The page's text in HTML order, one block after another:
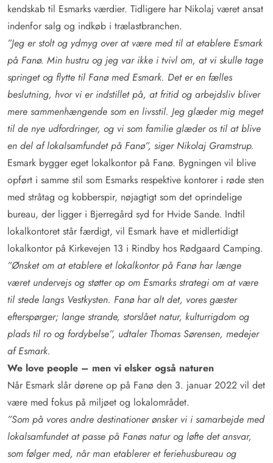
kendskab til Esmarks værdier. Tidligere har Nikolaj været ansat
indenfor salg og indkøb i trælastbranchen.
”Jeg er stolt og ydmyg over at være med til at etablere Esmark
på Fanø. Min hustru og jeg var ikke i tvivl om, at vi skulle tage
springet og flytte til Fanø med Esmark. Det er en fælles
beslutning, hvor vi er indstillet på, at fritid og arbejdsliv bliver
mere sammenhængende som en livsstil. Jeg glæder mig meget
til de nye udfordringer, og vi som familie glæder os til at blive
en del af lokalsamfundet på Fanø”, siger Nikolaj Gramstrup.
Esmark bygger eget lokalkontor på Fanø. Bygningen vil blive
opført i samme stil som Esmarks respektive kontorer i røde sten
med stråtag og kobberspir, nøjagtigt som det oprindelige
bureau, der ligger i Bjerregård syd for Hvide Sande. Indtil
lokalkontoret står færdigt, vil Esmark have et midlertidigt
lokalkontor på Kirkevejen 13 i Rindby hos Rødgaard Camping.
”Ønsket om at etablere et lokalkontor på Fanø har længe
været undervejs og støtter op om Esmarks strategi om at være
til stede langs Vestkysten. Fanø har alt det, vores gæster
efterspørger; lange strande, storslået natur, kulturrigdom og
plads til ro og fordybelse”, udtaler Thomas Sørensen, medejer
af Esmark.
We love people – men vi elsker også naturen
Når Esmark slår dørene op på Fanø den 3. januar 2022 vil det
være med fokus på miljøet og lokalområdet.
”Som på vores andre destinationer ønsker vi i samarbejde med
lokalsamfundet at passe på Fanøs natur og løfte det ansvar,
som følger med, når man etablerer et feriehusbureau og